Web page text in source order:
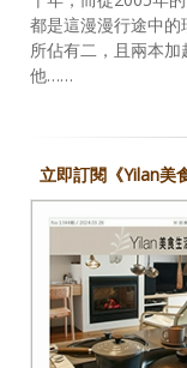
都是這漫漫行途中
所佔有二，且兩本
他……
立即訂閱《Yilan美